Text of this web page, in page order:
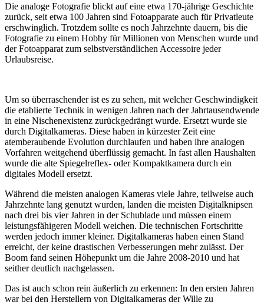
Die analoge Fotografie blickt auf eine etwa 170-jährige Geschichte
zurück, seit etwa 100 Jahren sind Fotoapparate auch für Privatleute
erschwinglich. Trotzdem sollte es noch Jahrzehnte dauern, bis die
Fotografie zu einem Hobby für Millionen von Menschen wurde und
der Fotoapparat zum selbstverständlichen Accessoire jeder
Urlaubsreise.
Um so überraschender ist es zu sehen, mit welcher Geschwindigkeit
die etablierte Technik in wenigen Jahren nach der Jahrtausendwende
in eine Nischenexistenz zurückgedrängt wurde. Ersetzt wurde sie
durch Digitalkameras. Diese haben in kürzester Zeit eine
atemberaubende Evolution durchlaufen und haben ihre analogen
Vorfahren weitgehend überflüssig gemacht. In fast allen Haushalten
wurde die alte Spiegelreflex- oder Kompaktkamera durch ein
digitales Modell ersetzt.
Während die meisten analogen Kameras viele Jahre, teilweise auch
Jahrzehnte lang genutzt wurden, landen die meisten Digitalknipsen
nach drei bis vier Jahren in der Schublade und müssen einem
leistungsfähigeren Modell weichen. Die technischen Fortschritte
werden jedoch immer kleiner. Digitalkameras haben einen Stand
erreicht, der keine drastischen Verbesserungen mehr zulässt. Der
Boom fand seinen Höhepunkt um die Jahre 2008-2010 und hat
seither deutlich nachgelassen.
Das ist auch schon rein äußerlich zu erkennen: In den ersten Jahren
war bei den Herstellern von Digitalkameras der Wille zu